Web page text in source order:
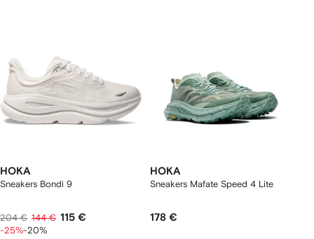
HOKA
Sneakers Bondi 9
204 € 144 € 115 €
-25%-20%
HOKA
Sneakers Mafate Speed 4 Lite
178 €